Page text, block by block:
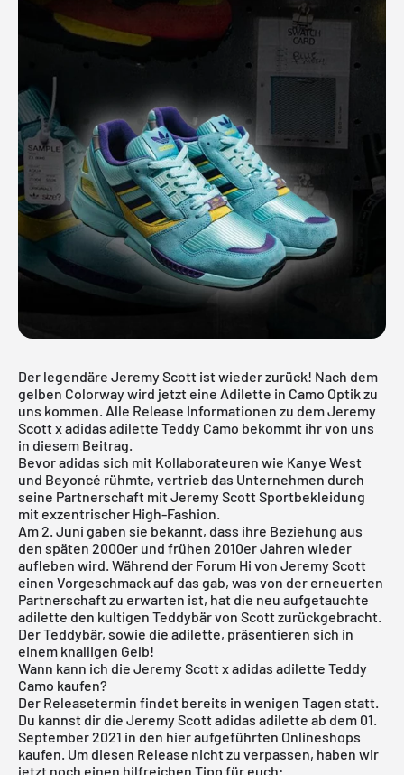
Der legendäre Jeremy Scott ist wieder zurück! Nach dem
gelben Colorway wird jetzt eine Adilette in Camo Optik zu
uns kommen. Alle Release Informationen zu dem Jeremy
Scott x adidas adilette Teddy Camo bekommt ihr von uns
in diesem Beitrag.
Bevor adidas sich mit Kollaborateuren wie Kanye West
und Beyoncé rühmte, vertrieb das Unternehmen durch
seine Partnerschaft mit Jeremy Scott Sportbekleidung
mit exzentrischer High-Fashion.
Am 2. Juni gaben sie bekannt, dass ihre Beziehung aus
den späten 2000er und frühen 2010er Jahren wieder
aufleben wird. Während der Forum Hi von Jeremy Scott
einen Vorgeschmack auf das gab, was von der erneuerten
Partnerschaft zu erwarten ist, hat die neu aufgetauchte
adilette den kultigen Teddybär von Scott zurückgebracht.
Der Teddybär, sowie die adilette, präsentieren sich in
einem knalligen Gelb!
Wann kann ich die Jeremy Scott x adidas adilette Teddy
Camo kaufen?
Der Releasetermin findet bereits in wenigen Tagen statt.
Du kannst dir die Jeremy Scott adidas adilette ab dem 01.
September 2021 in den hier aufgeführten Onlineshops
kaufen. Um diesen Release nicht zu verpassen, haben wir
jetzt noch einen hilfreichen Tipp für euch: